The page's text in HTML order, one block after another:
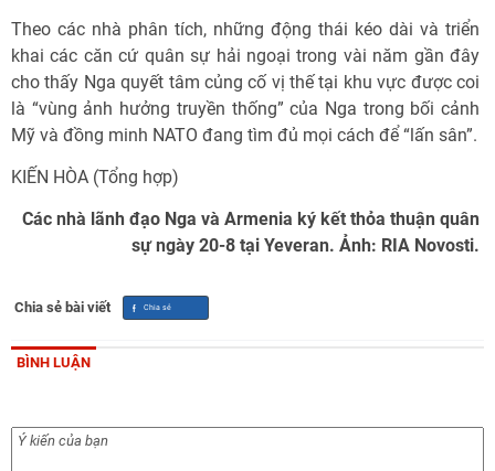
Theo các nhà phân tích, những động thái kéo dài và triển
khai các căn cứ quân sự hải ngoại trong vài năm gần đây
cho thấy Nga quyết tâm củng cố vị thế tại khu vực được coi
là “vùng ảnh hưởng truyền thống” của Nga trong bối cảnh
Mỹ và đồng minh NATO đang tìm đủ mọi cách để “lấn sân”.
KIẾN HÒA (Tổng hợp)
Các nhà lãnh đạo Nga và Armenia ký kết thỏa thuận quân
sự ngày 20-8 tại Yeveran. Ảnh: RIA Novosti.
Chia sẻ bài viết
BÌNH LUẬN